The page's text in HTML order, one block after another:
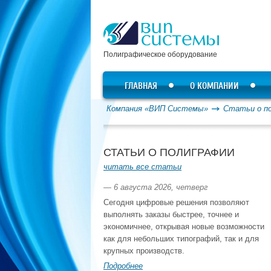
Полиграфическое оборудование
ГЛАВНАЯ О КОМПАНИИ
Компания «ВИП Системы» Статьи о
СТАТЬИ О ПОЛИГРАФИИ
читать все статьи
— 6 августа 2026, четверг
Сегодня цифровые решения позволяют
выполнять заказы быстрее, точнее и
экономичнее, открывая новые возможности
как для небольших типографий, так и для
крупных производств.
Подробнее